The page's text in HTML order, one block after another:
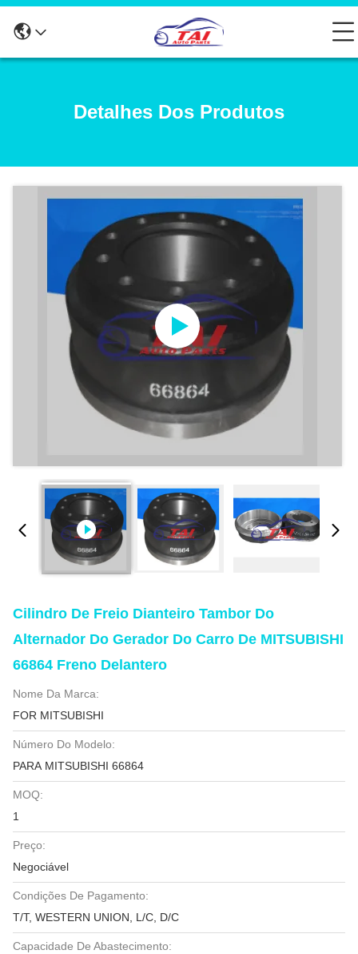
Detalhes Dos Produtos
Cilindro De Freio Dianteiro Tambor Do
Alternador Do Gerador Do Carro De MITSUBISHI
66864 Freno Delantero
Nome Da Marca:
FOR MITSUBISHI
Número Do Modelo:
PARA MITSUBISHI 66864
MOQ:
1
Preço:
Negociável
Condições De Pagamento:
T/T, WESTERN UNION, L/C, D/C
Capacidade De Abastecimento: